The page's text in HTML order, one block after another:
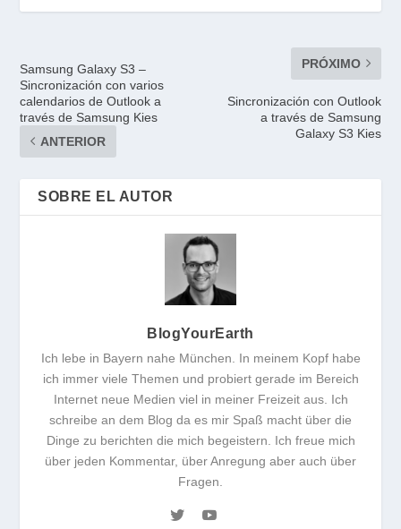
Samsung Galaxy S3 –
Sincronización con varios
calendarios de Outlook a
través de Samsung Kies
ANTERIOR
PRÓXIMO
Sincronización con Outlook
a través de Samsung
Galaxy S3 Kies
SOBRE EL AUTOR
BlogYourEarth
Ich lebe in Bayern nahe München. In meinem Kopf habe
ich immer viele Themen und probiert gerade im Bereich
Internet neue Medien viel in meiner Freizeit aus. Ich
schreibe an dem Blog da es mir Spaß macht über die
Dinge zu berichten die mich begeistern. Ich freue mich
über jeden Kommentar, über Anregung aber auch über
Fragen.